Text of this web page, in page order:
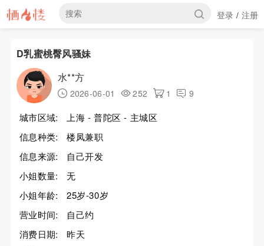
登录 / 注册
D乳蜜桃臀风骚妹
水**方
2026-06-01 252 1 9
城市区域:
上海 - 普陀区 - 主城区
信息种类:
楼凤兼职
信息来源:
自己开发
小姐数量:
无
小姐年龄:
25岁-30岁
营业时间:
自己约
消费日期:
昨天